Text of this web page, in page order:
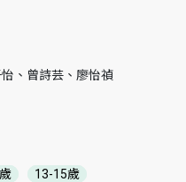
、曾詩芸、廖怡禎
13-15歲